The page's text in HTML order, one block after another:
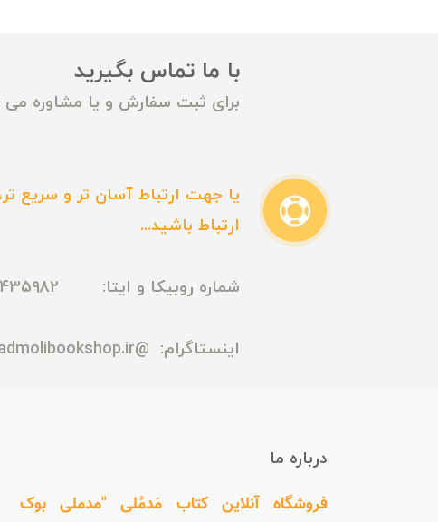
با ما تماس بگیرید
برای ثبت سفارش و یا مشاوره می
یا جهت ارتباط آسان تر و سریع
ارتباط باشید...
شماره روبیکا و ایتا: 09165435982
اینستاگرام: @madmolibookshop.ir
درباره ما
فروشگاه آنلاین کتاب مَدمُلی "مدملی بوک